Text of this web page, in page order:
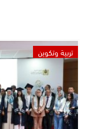
تربية وتكوين